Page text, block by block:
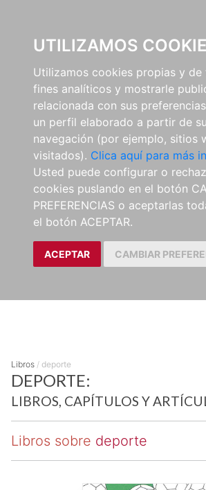
UTILIZAMOS
Utilizamos cookies propias y de
fines analíticos y mostrarle
relacionada con sus
un perfil elaborado a partir de
navegación (por ejemplo, sitios
visitados). Clica aquí para más
Usted puede configurar o
cookies puslando en el botón
PREFERENCIAS o aceptarlas
el botón ACEPTAR.
ACEPTAR CAMBIAR
Libros / deporte
DEPORTE:
LIBROS, CAPÍTULOS Y
Libros sobre deporte